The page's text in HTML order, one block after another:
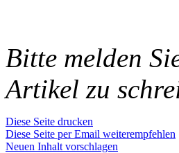
Bitte melden
Artikel zu
Diese Seite drucken
Diese Seite per Email weiterempfehlen
Neuen Inhalt vorschlagen